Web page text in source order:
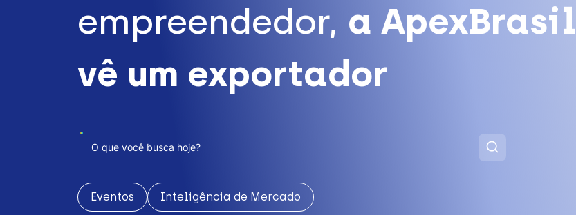
empreendedor, a ApexBrasil
vê um exportador
Eventos Inteligência de Mercado